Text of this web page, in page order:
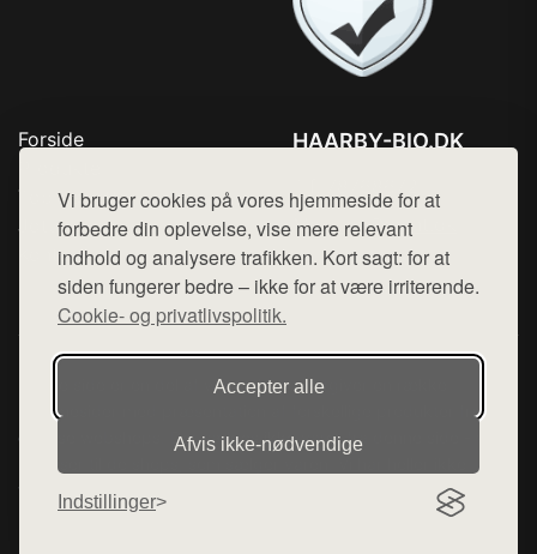
Vi bruger cookies på vores hjemmeside for at
forbedre din oplevelse, vise mere relevant
indhold og analysere trafikken. Kort sagt: for at
siden fungerer bedre – ikke for at være irriterende.
Cookie- og privatlivspolitik.
Accepter alle
Afvis ikke‑nødvendige
Indstillinger
Forside
Top Rabatter
Jotun maling
Kontakt
HAARBY-BIO.DK
Mail: hej@want.dk
Cookie- og privatlivspolitik
Denne side er en del af want.dk, der udgiver en række
hjemmesider med præsentation af forskellige produkter fra
diverse webshops. Der sælges ikke varer fra denne side - vi
varerne på lager.